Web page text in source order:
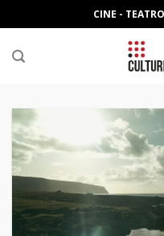
to
content
CINE -